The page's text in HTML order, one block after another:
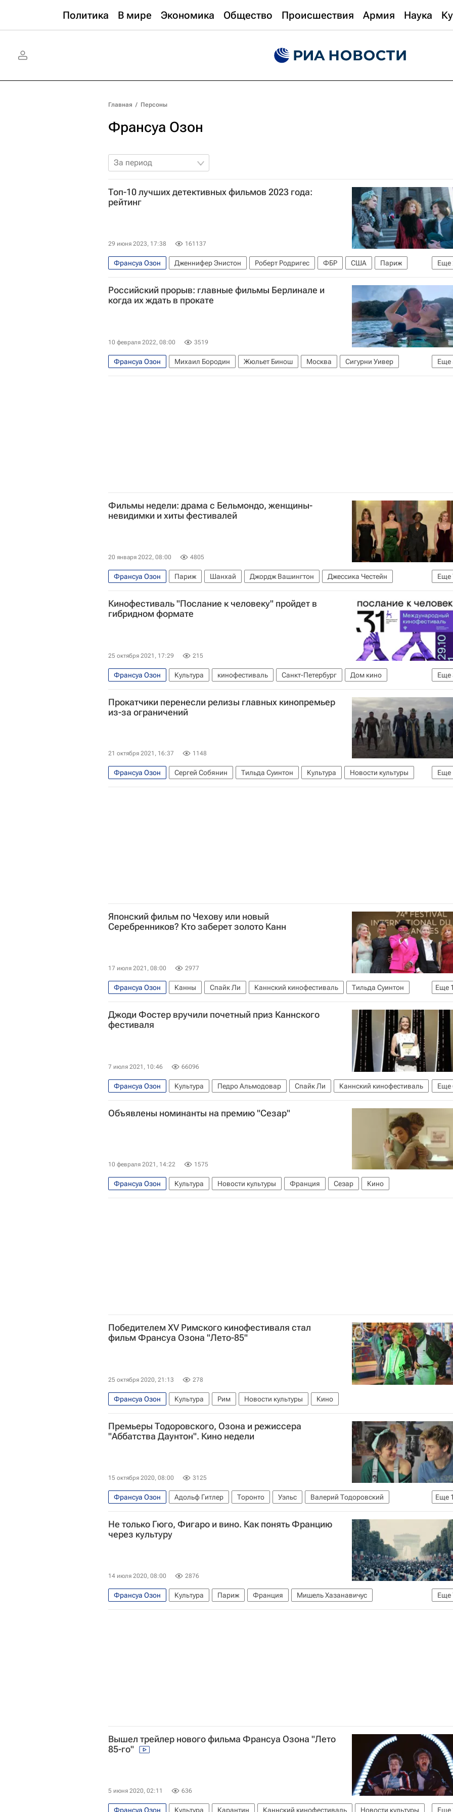
Политика В мире Экономика Общество Происшествия Армия Наука
Главная / Персоны
Франсуа Озон
За период
Топ-10 лучших детективных фильмов 2023 года:
рейтинг
29 июня 2023, 17:38 161137
Еще
Франсуа Озон Дженнифер Энистон Роберт Родригес ФБР США
Париж
Россия
Культура
Российский прорыв: главные фильмы Берлинале и
когда их ждать в прокате
10 февраля 2022, 08:00 3519
Еще
Франсуа Озон Михаил Бородин Жюльет Бинош Москва
Сигурни Уивер
Культура
Знаменитости Шарлотта Генсбур что посмотреть Кино
Фильмы недели: драма с Бельмондо, женщины-
невидимки и хиты фестивалей
20 января 2022, 08:00 4805
Еще
Франсуа Озон Париж Шанхай Джордж Вашингтон
Джессика Честейн
Культура
Пенелопа Крус Жан-Поль Бельмондо Люпита Нионго
Знаменитости
что посмотреть
Кино
Кинофестиваль "Послание к человеку" пройдет в
гибридном формате
25 октября 2021, 17:29 215
Еще
Франсуа Озон Культура кинофестиваль Санкт-Петербург
Дом кино
Ленфильм
Новости культуры Кино
Прокатчики перенесли релизы главных кинопремьер
из-за ограничений
21 октября 2021, 16:37 1148
Еще
Франсуа Озон Сергей Собянин Тильда Суинтон Культура
Новости культуры
Кино
Японский фильм по Чехову или новый
Серебренников? Кто заберет золото Канн
17 июля 2021, 08:00 2977
Еще
Франсуа Озон Канны Спайк Ли Каннский кинофестиваль
Тильда Суинтон
Россия
Дэвид Кроненберг Жак Одиар Софи Марсо Знаменитости
Культура
Кирилл Серебренников
Эдриан Броуди Билл Мюррей Уэс Андерсон Кино
Джоди Фостер вручили почетный приз Каннского
фестиваля
7 июля 2021, 10:46 66096
Еще
Франсуа Озон Культура Педро Альмодовар Спайк Ли
Каннский кинофестиваль
Джоди Фостер
Жан-Поль Бельмондо Асгар Фархади
Новости культуры
Пон Чжун Хо
Кино
Объявлены номинанты на премию "Сезар"
10 февраля 2021, 14:22 1575
Франсуа Озон Культура Новости культуры Франция Сезар Кино
Победителем XV Римского кинофестиваля стал
фильм Франсуа Озона "Лето-85"
25 октября 2020, 21:13 278
Франсуа Озон Культура Рим Новости культуры Кино
Премьеры Тодоровского, Озона и режиссера
"Аббатства Даунтон". Кино недели
15 октября 2020, 08:00 3125
Еще
Франсуа Озон Адольф Гитлер Торонто Уэльс
Валерий Тодоровский
Джуди Денч
Нормандия Знаменитости что посмотреть Культура
Франция
фильмы 2020
лучшие фильмы фильмы недели Кино
Не только Гюго, Фигаро и вино. Как понять Францию
через культуру
14 июля 2020, 08:00 2876
Еще
Франсуа Озон Культура Париж Франция
Мишель Хазанавичус
София Коппола
Луи Гаррель День взятия Бастилии Книги Театр
Музыка
Вышел трейлер нового фильма Франсуа Озона "Лето
85-го"
5 июня 2020, 02:11 636
Еще
Франсуа Озон Культура Карантин Каннский кинофестиваль Новости культуры